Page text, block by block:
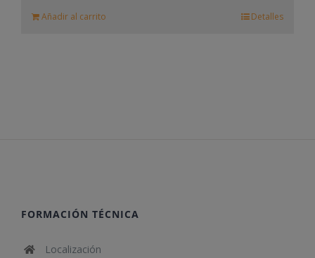
Añadir al carrito Detalles
FORMACIÓN TÉCNICA
Localización